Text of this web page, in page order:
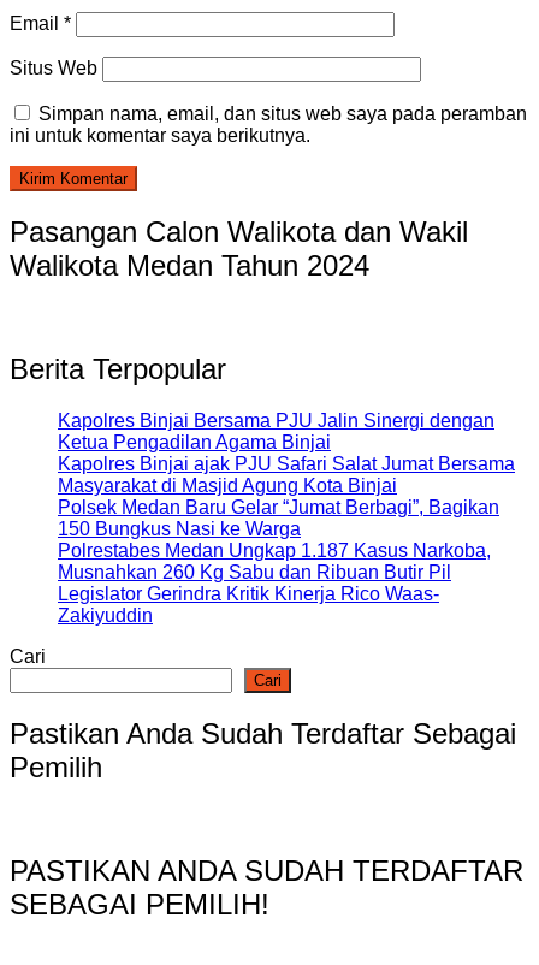
Email *
Situs Web
Simpan nama, email, dan situs web saya pada peramban
ini untuk komentar saya berikutnya.
Pasangan Calon Walikota dan Wakil
Walikota Medan Tahun 2024
Berita Terpopular
Kapolres Binjai Bersama PJU Jalin Sinergi dengan
Ketua Pengadilan Agama Binjai
Kapolres Binjai ajak PJU Safari Salat Jumat Bersama
Masyarakat di Masjid Agung Kota Binjai
Polsek Medan Baru Gelar “Jumat Berbagi”, Bagikan
150 Bungkus Nasi ke Warga
Polrestabes Medan Ungkap 1.187 Kasus Narkoba,
Musnahkan 260 Kg Sabu dan Ribuan Butir Pil
Legislator Gerindra Kritik Kinerja Rico Waas-
Zakiyuddin
Cari
Cari
Pastikan Anda Sudah Terdaftar Sebagai
Pemilih
PASTIKAN ANDA SUDAH TERDAFTAR
SEBAGAI PEMILIH!